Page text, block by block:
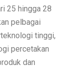
25 hingga 28
pelbagai
tinggi,
percetakan
dan